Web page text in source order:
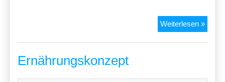
Weiterlesen »Ohne
im
Ernährungskonzept